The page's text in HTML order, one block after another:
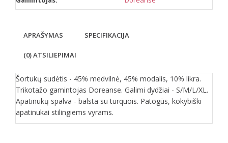
APRAŠYMAS SPECIFIKACIJA
(0) ATSILIEPIMAI
Šortukų sudėtis - 45% medvilnė, 45% modalis, 10% likra.
Trikotažo gamintojas Doreanse. Galimi dydžiai - S/M/L/XL.
Apatinukų spalva - balsta su turquois. Patogūs, kokybiški
apatinukai stilingiems vyrams.